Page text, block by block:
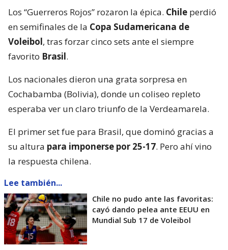
Los “Guerreros Rojos” rozaron la épica. Chile perdió
en semifinales de la Copa Sudamericana de
Voleibol, tras forzar cinco sets ante el siempre
favorito Brasil.
Los nacionales dieron una grata sorpresa en
Cochabamba (Bolivia), donde un coliseo repleto
esperaba ver un claro triunfo de la Verdeamarela.
El primer set fue para Brasil, que dominó gracias a
su altura para imponerse por 25-17. Pero ahí vino
la respuesta chilena.
Lee también...
Chile no pudo ante las favoritas:
cayó dando pelea ante EEUU en
Mundial Sub 17 de Voleibol